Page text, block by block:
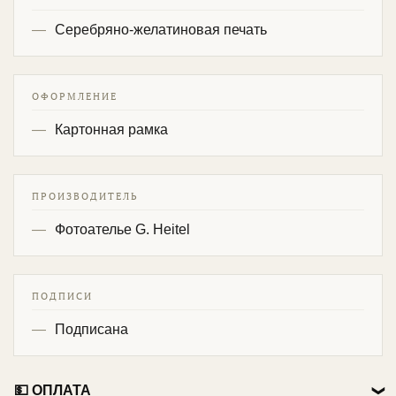
Серебряно-желатиновая печать
ОФОРМЛЕНИЕ
Картонная рамка
ПРОИЗВОДИТЕЛЬ
Фотоателье G. Heitel
ПОДПИСИ
Подписана
💵 ОПЛАТА